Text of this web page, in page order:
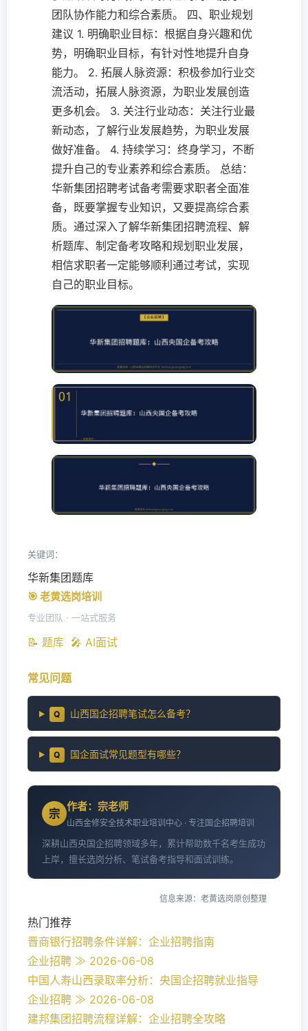
团队协作能力和综合素质。 四、职业规划
建议 1. 明确职业目标：根据自身兴趣和优
势，明确职业目标，有针对性地提升自身
能力。 2. 拓展人脉资源：积极参加行业交
流活动，拓展人脉资源，为职业发展创造
更多机会。 3. 关注行业动态：关注行业最
新动态，了解行业发展趋势，为职业发展
做好准备。 4. 持续学习：终身学习，不断
提升自己的专业素养和综合素质。 总结：
华新集团招聘考试备考需要求职者全面准
备，既要掌握专业知识，又要提高综合素
质。通过深入了解华新集团招聘流程、解
析题库、制定备考攻略和规划职业发展，
相信求职者一定能够顺利通过考试，实现
自己的职业目标。
关键词：
华新集团题库
🎯 老黄选岗培训
专业团队 · 一站式服务
📝 题库 🎤 AI面试
常见问题
Q 山西国企招聘笔试怎么备考？
Q 国企面试常见题型有哪些？
宗
作者：宗老师
山西金修安全技术职业培训中心 · 专注国企招聘培训
深耕山西央国企招聘领域多年，累计帮助数千名考生成功
上岸，擅长选岗分析、笔试备考指导和面试训练。
信息来源：老黄选岗原创整理
热门推荐
晋商银行招聘条件详解：企业招聘指南
企业招聘 ≫ 2026-06-08
中国人寿山西录取率分析：央国企招聘就业指导
企业招聘 ≫ 2026-06-08
建邦集团招聘流程详解：企业招聘全攻略